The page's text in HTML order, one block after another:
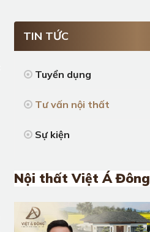
TIN TỨC
Tuyển dụng
Tư vấn nội thất
Sự kiện
Nội thất Việt Á Đông